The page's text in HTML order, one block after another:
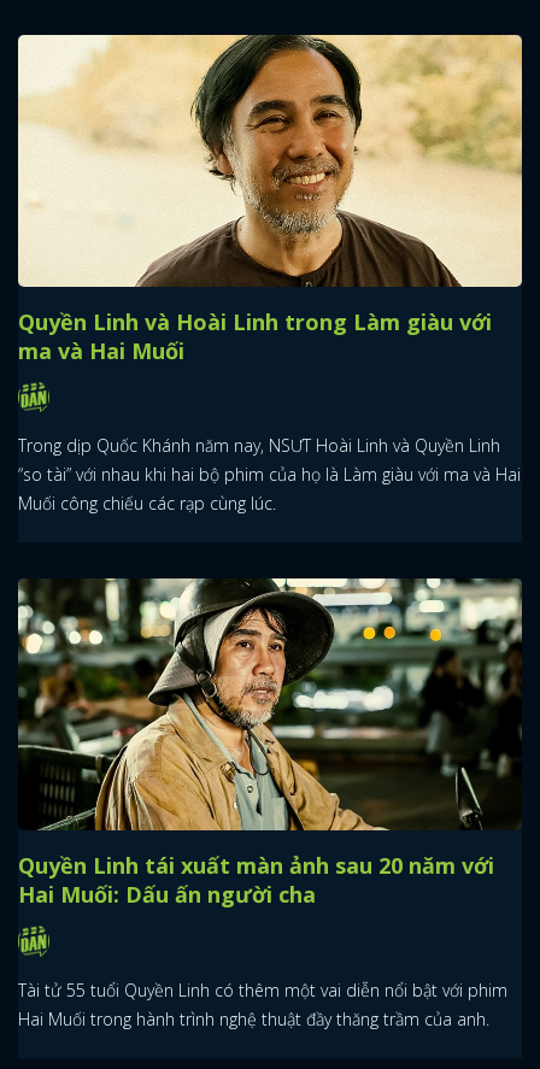
Quyền Linh và Hoài Linh trong Làm giàu với
ma và Hai Muối
Trong dịp Quốc Khánh năm nay, NSƯT Hoài Linh và Quyền Linh
“so tài” với nhau khi hai bộ phim của họ là Làm giàu với ma và Hai
Muối công chiếu các rạp cùng lúc.
Quyền Linh tái xuất màn ảnh sau 20 năm với
Hai Muối: Dấu ấn người cha
Tài tử 55 tuổi Quyền Linh có thêm một vai diễn nổi bật với phim
Hai Muối trong hành trình nghệ thuật đầy thăng trầm của anh.